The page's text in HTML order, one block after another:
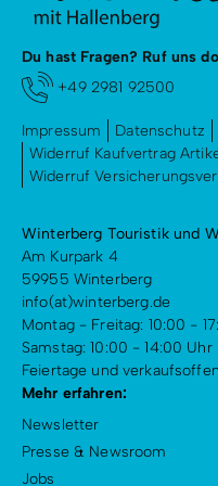
Radfahren
Tourenportal
Tourist-Information
Du hast Fragen? Ruf uns
+49 2981 92500
Impressum Datenschutz
Widerruf Kaufvertrag
Widerruf
Winterberg Touristik und
Am Kurpark 4
59955 Winterberg
info(at)winterberg.de
Montag - Freitag: 10:00 -
Samstag: 10:00 - 14:00 Uhr
Feiertage und
Mehr erfahren:
Newsletter
Presse & Newsroom
Jobs